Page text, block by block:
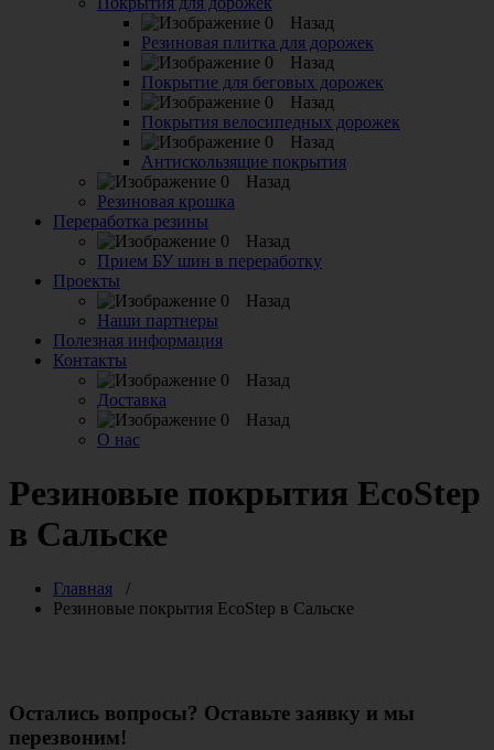
Назад
Резиновая плитка для дорожек
Назад
Покрытие для беговых дорожек
Назад
Покрытия велосипедных дорожек
Назад
Антискользящие покрытия
Назад
Резиновая крошка
Переработка резины
Назад
Прием БУ шин в переработку
Проекты
Назад
Наши партнеры
Полезная информация
Контакты
Назад
Доставка
Назад
О нас
Резиновые покрытия EcoStep
в Сальске
Главная /
Резиновые покрытия EcoStep в Сальске
Остались вопросы? Оставьте заявку и мы
перезвоним!